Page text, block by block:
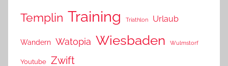
Templin Training Triathlon Urlaub
Wandern Watopia Wiesbaden Wulmstorf
Youtube Zwift